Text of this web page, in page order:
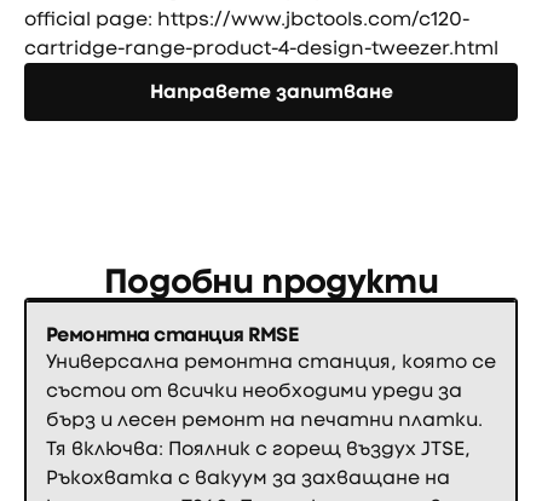
official page: https://www.jbctools.com/c120-
cartridge-range-product-4-design-tweezer.html
Направете запитване
Направете запитване
Подобни продукти
Ремонтна станция RMSE
Универсална ремонтна станция, която се
състои от всички необходими уреди за
бърз и лесен ремонт на печатни платки.
Тя включва: Поялник с горещ въздух JTSE,
Ръкохватка с вакуум за захващане на